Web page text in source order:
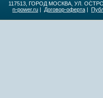
117513, ГОРОД МОСКВА, УЛ.
n-power.ru | Договор-оферта |